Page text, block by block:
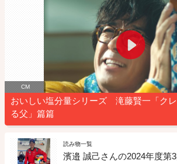
CM
おいしい塩分量シリーズ 滝藤賢一「ク
る父」篇篇
読み物一覧
濱邉 誠己さんの2024年度第